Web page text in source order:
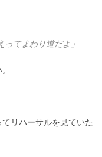
ってまわり道だよ」
リハーサルを見ていた